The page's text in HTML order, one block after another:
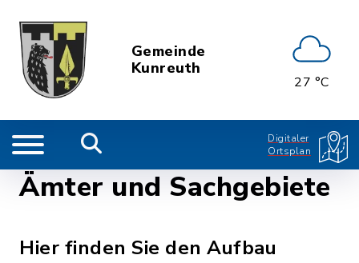
Gemeinde
Kunreuth
27 °C
Digitaler
Ortsplan
Ämter und Sachgebiete
Hier finden Sie den Aufbau